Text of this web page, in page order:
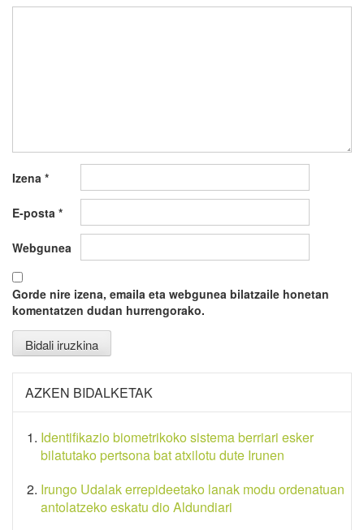
Izena *
E-posta *
Webgunea
Gorde nire izena, emaila eta webgunea bilatzaile honetan
komentatzen dudan hurrengorako.
AZKEN BIDALKETAK
Identifikazio biometrikoko sistema berriari esker
bilatutako pertsona bat atxilotu dute Irunen
Irungo Udalak errepideetako lanak modu ordenatuan
antolatzeko eskatu dio Aldundiari